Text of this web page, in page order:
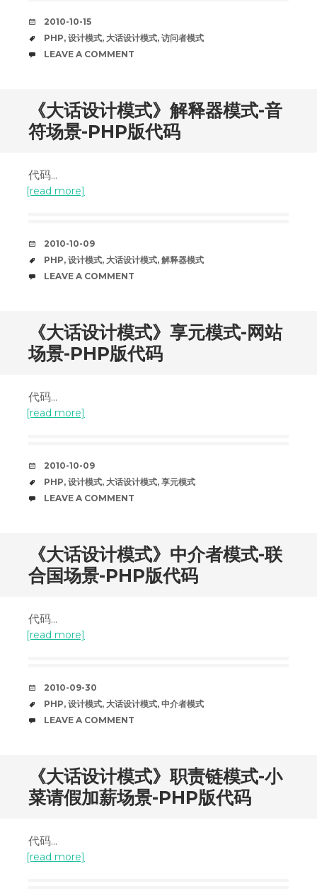
DATE
2010-10-15
TAGS
PHP, 设计模式, 大话设计模式, 访问者模式
COMMENTS
LEAVE A COMMENT
《大话设计模式》解释器模式-音
符场景-PHP版代码
代码...
[read more]
DATE
2010-10-09
TAGS
PHP, 设计模式, 大话设计模式, 解释器模式
COMMENTS
LEAVE A COMMENT
《大话设计模式》享元模式-网站
场景-PHP版代码
代码...
[read more]
DATE
2010-10-09
TAGS
PHP, 设计模式, 大话设计模式, 享元模式
COMMENTS
LEAVE A COMMENT
《大话设计模式》中介者模式-联
合国场景-PHP版代码
代码...
[read more]
DATE
2010-09-30
TAGS
PHP, 设计模式, 大话设计模式, 中介者模式
COMMENTS
LEAVE A COMMENT
《大话设计模式》职责链模式-小
菜请假加薪场景-PHP版代码
代码...
[read more]